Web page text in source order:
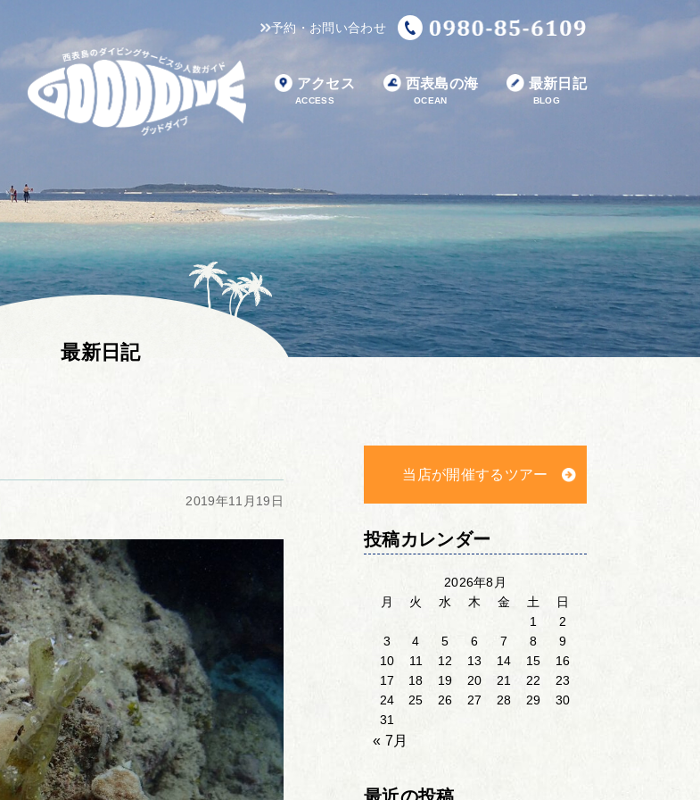
予約・お問い合わせ
アクセス
ACCESS
西表島の海
OCEAN
最新日記
BLOG
最新日記
2019年11月19日
当店が開催するツアー
投稿カレンダー
2026年8月
月
火 水 木 金 土
日
1
2
3
4 5 6 7 8
9
10
11 12 13 14 15
16
17
18 19 20 21 22
23
24
25 26 27 28 29
30
31
« 7月